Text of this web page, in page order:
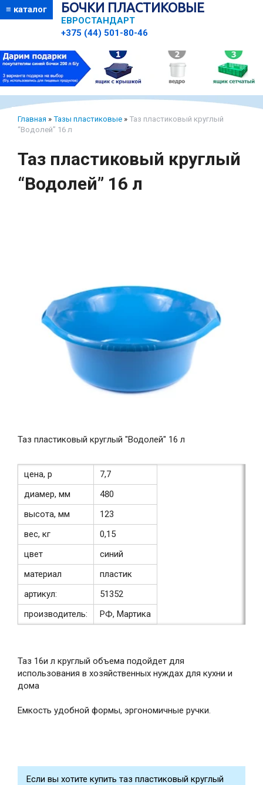
≡ каталог БОЧКИ ПЛАСТИКОВЫЕ
ЕВРОСТАНДАРТ
+375 (44) 501-80-46
Главная » Тазы пластиковые » Таз пластиковый круглый
“Водолей” 16 л
Таз пластиковый круглый
“Водолей” 16 л
Таз пластиковый круглый "Водолей" 16 л
цена, р
7,7
диамер, мм
480
высота, мм
123
вес, кг
0,15
цвет
синий
материал
пластик
артикул:
51352
производитель:
РФ, Мартика
Таз 16и л круглый объема подойдет для
использования в хозяйственных нуждах для кухни и
дома
Емкость удобной формы, эргономичные ручки.
Если вы хотите купить таз пластиковый круглый